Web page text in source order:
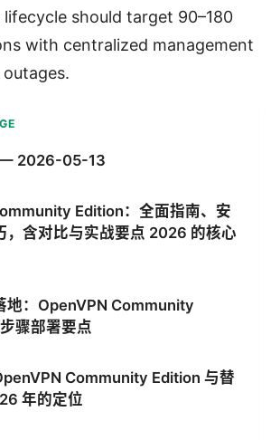
should target 90–180
with centralized management
2026-05-13
Edition：全面指南、安
，含对比与实战要点 2026 的核心
地：OpenVPN Community
骤部署要点
Community Edition 与替
年的定位